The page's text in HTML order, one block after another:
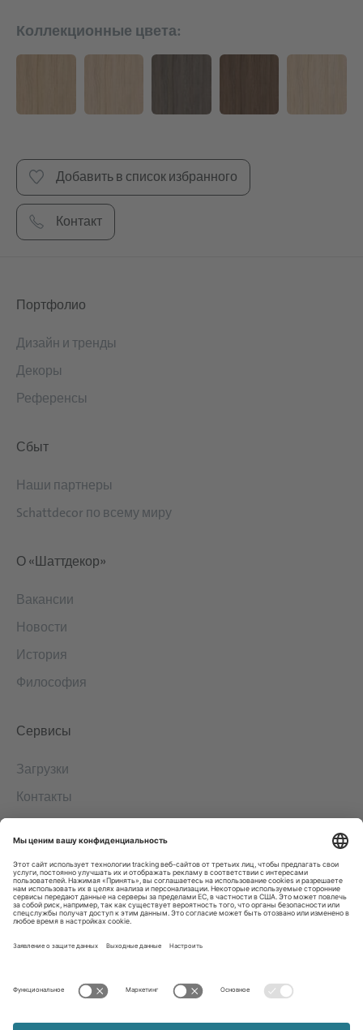
Коллекционные цвета:
Добавить в список избранного
Контакт
Портфолио
Дизайн и тренды
Декоры
Референсы
Сбыт
Наши партнеры
Schattdecor по всему миру
О «Шаттдекор»
Вакансии
Новости
История
Философия
Сервисы
Загрузки
Контакты
EDI
Выходные данные
Система информирования о нарушениях